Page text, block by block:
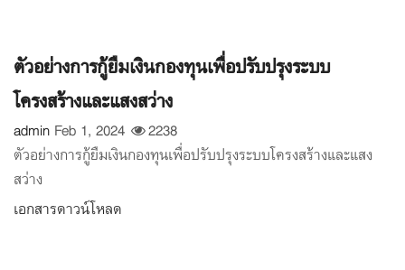
ตัวอย่างการกู้ยืมเงินกองทุนเพื่อปรับปรุงระบบ
โครงสร้างและแสงสว่าง
admin Feb 1, 2024
2238
ตัวอย่างการกู้ยืมเงินกองทุนเพื่อปรับปรุงระบบโครงสร้างและแสง
สว่าง
เอกสารดาวน์โหลด